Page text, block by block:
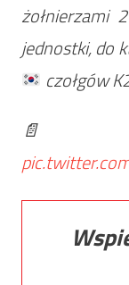
żołnierzami
jednostki, do
czołgów